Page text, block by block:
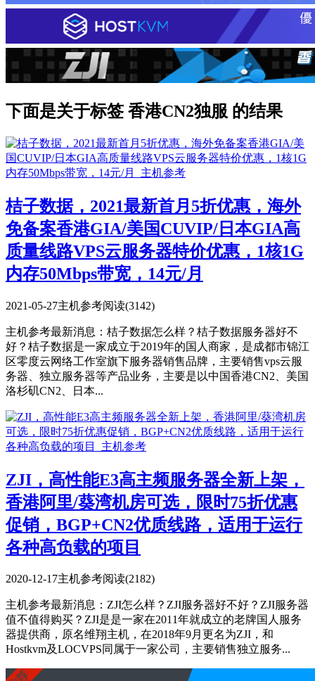
下面是关于标签 香港CN2独服 的结果
桔子数据，2021最新首月5折优惠，海外
免备案香港GIA/美国CUVIP/日本GIA高
质量线路VPS云服务器特价优惠，1核1G
内存50Mbps带宽，14元/月
2021-05-27主机参考阅读(3142)
主机参考最新消息：桔子数据怎么样？桔子数据服务器好不
好？桔子数据是一家成立于2019年的国人商家，是成都市锦江
区零度云网络工作室旗下服务器销售品牌，主要销售vps云服
务器、独立服务器等产品业务，主要是以中国香港CN2、美国
洛杉矶CN2、日本...
ZJI，高性能E3高主频服务器全新上架，
香港阿里/葵湾机房可选，限时75折优惠
促销，BGP+CN2优质线路，适用于运行
各种高负载的项目
2020-12-17主机参考阅读(2182)
主机参考最新消息：ZJI怎么样？ZJI服务器好不好？ZJI服务器
值不值得购买？ZJI是是一家在2011年就成立的老牌国人服务
器提供商，原名维翔主机，在2018年9月更名为ZJI，和
Hostkvm及LOCVPS同属于一家公司，主要销售独立服务...